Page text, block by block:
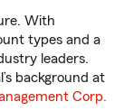
With
types and a
leaders.
background at
Corp.